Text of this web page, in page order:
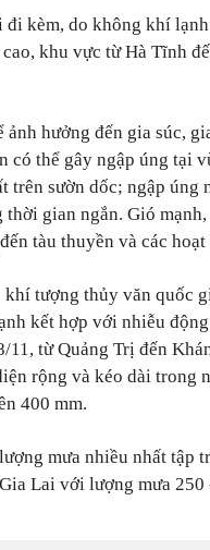
đi kèm, do không khí
khu vực từ Hà Tĩnh
hưởng đến gia súc,
có thể gây ngập úng tại
trên sườn dốc; ngập
thời gian ngắn. Gió
tàu thuyền và các
khí tượng thủy văn quốc
kết hợp với nhiễu
11, từ Quảng Trị đến
rộng và kéo dài trong
400 mm.
mưa nhiều nhất tập
Lai với lượng mưa